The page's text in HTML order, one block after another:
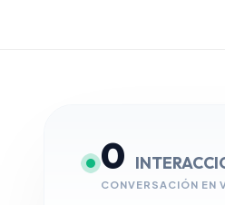
0
CONVERSACIÓN EN